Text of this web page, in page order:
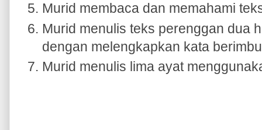
Murid membaca dan memahami
Murid menulis teks perenggan dua
dengan melengkapkan kata
Murid menulis lima ayat